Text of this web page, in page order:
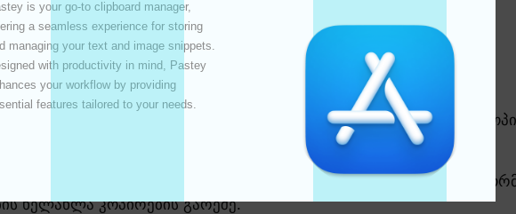
გსურთ და შეიტანეთ საჭირო ცვლილებები.
თქვენი ბუფერში კონტენტი.
კონტენტისთვის
რედაქტორებს შეუძლიათ სწრაფად შეიტანონ კორექტირება
შეიცავდეს მათი ნამუშევრის უახლეს ვერსიას.
პროფესიონალებს შეუძლიათ შეასწორონ და განაახლონ
ხელახლა კოპირების გარეშე.
is your go-to clipboard manager,
a seamless experience for storing
managing your text and image snippets.
with productivity in mind, Pastey
your workflow by providing
features tailored to your needs.